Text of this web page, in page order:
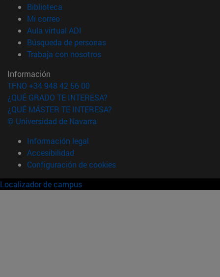
Biblioteca
Mi correo(abre en nueva ventana)
Aula virtual ADI
Búsqueda de personas(abre en nueva ventana)
Trabaja con nosotros(abre en nueva ventana)
Información
TFNO +34 948 42 56 00
¿QUÉ GRADO TE INTERESA?
¿QUÉ MÁSTER TE INTERESA?
© Universidad de Navarra
Información legal
Accesibilidad
Configuración de cookies
Localizador de campus